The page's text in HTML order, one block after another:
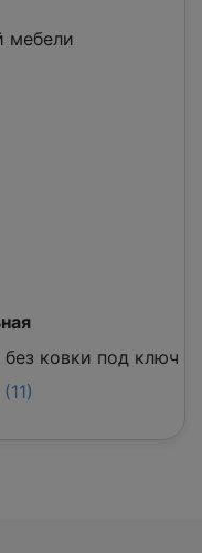
мебели
ковки под ключ